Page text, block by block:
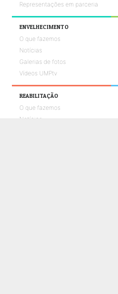
Representações em parceria
ENVELHECIMENTO
O que fazemos
Notícias
Galerias de fotos
Vídeos UMPtv
REABILITAÇÃO
O que fazemos
Notícias